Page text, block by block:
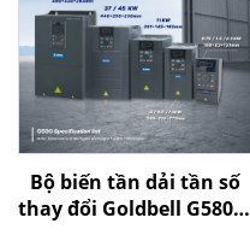
Bộ biến tần dải tần số
thay đổi Goldbell G580M